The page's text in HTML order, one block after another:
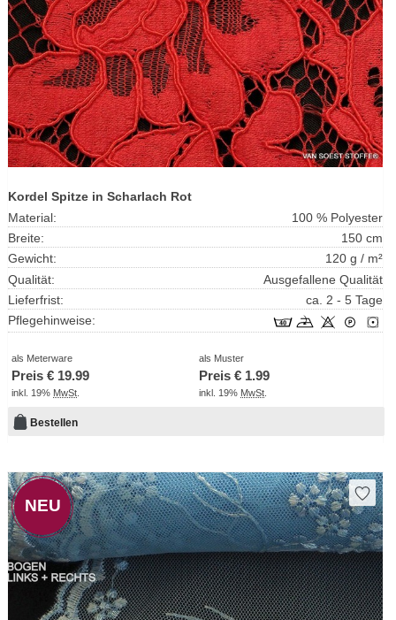
Kordel Spitze in Scharlach Rot
Material:
100 % Polyester
Breite:
150 cm
Gewicht:
120 g / m²
Qualität:
Ausgefallene Qualität
Lieferfrist:
ca. 2 - 5 Tage
Pflegehinweise:
als Meterware
Preis € 19.99
inkl. 19% MwSt.
als Muster
Preis € 1.99
inkl. 19% MwSt.
Bestellen
NEU